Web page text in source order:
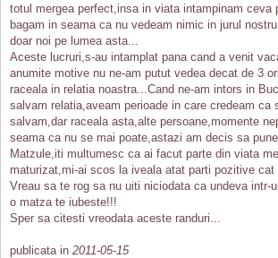
totul mergea perfect,insa in viata intampinam ceva
bagam in seama ca nu vedeam nimic in jurul
doar noi pe lumea asta...
Aceste lucruri,s-au intamplat pana cand a venit
anumite motive nu ne-am putut vedea decat de 3
raceala in relatia noastra...Cand ne-am intors in
salvam relatia,aveam perioade in care credeam ca
salvam,dar raceala asta,alte persoane,momente
seama ca nu se mai poate,astazi am decis sa
Matzule,iti multumesc ca ai facut parte din viata
maturizat,mi-ai scos la iveala atat parti pozitive cat
Vreau sa te rog sa nu uiti niciodata ca undeva intr-
o matza te iubeste!!!
Sper sa citesti vreodata aceste randuri...
publicata in 2011-05-15